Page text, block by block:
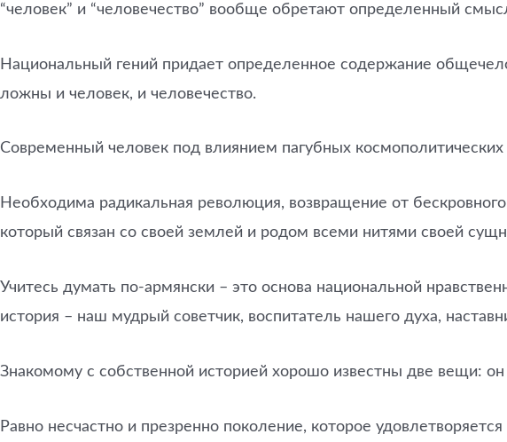
“человек” и “человечество” вообще обретают определенный
Национальный гений придает определенное содержание
ложны и человек, и человечество.
Современный человек под влиянием пагубных
Необходима радикальная революция, возвращение от
который связан со своей землей и родом всеми нитями своей
Учитесь думать по-армянски – это основа национальной
история – наш мудрый советчик, воспитатель нашего духа,
Знакомому с собственной историей хорошо известны две вещи:
Равно несчастно и презренно поколение, которое